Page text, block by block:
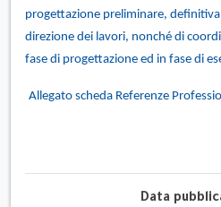
progettazione preliminare,
direzione dei lavori, nonché di
fase di progettazione ed in fase di
Allegato scheda Referenze
Data